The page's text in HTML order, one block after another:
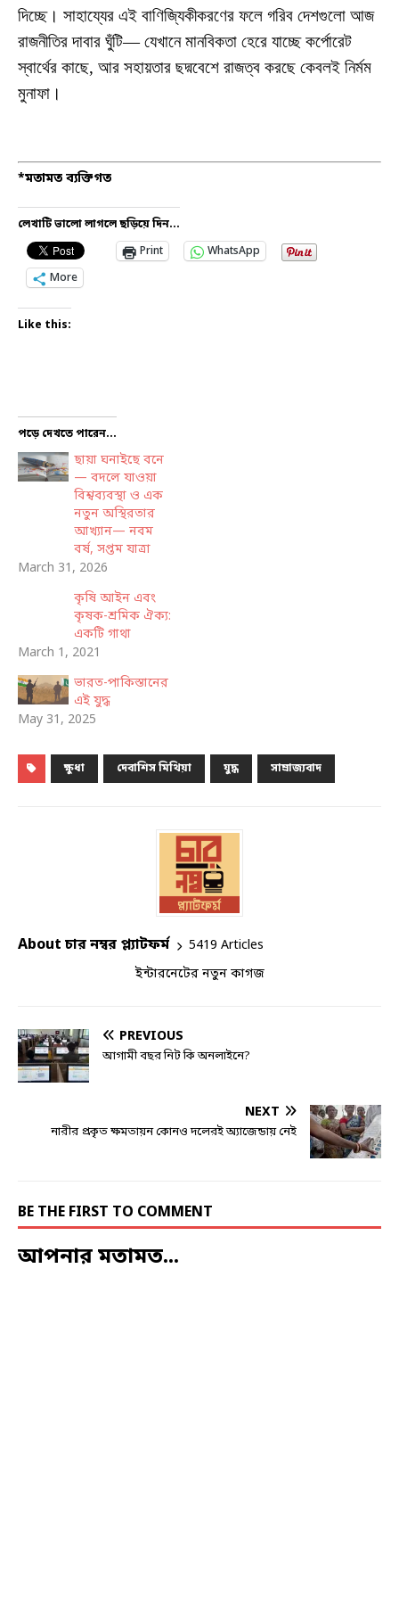
দিচ্ছে। সাহায্যের এই বাণিজ্যিকীকরণের ফলে গরিব দেশগুলো আজ
রাজনীতির দাবার ঘুঁটি— যেখানে মানবিকতা হেরে যাচ্ছে কর্পোরেট
স্বার্থের কাছে, আর সহায়তার ছদ্মবেশে রাজত্ব করছে কেবলই নির্মম
মুনাফা।
*মতামত ব্যক্তিগত
লেখাটি ভালো লাগলে ছড়িয়ে দিন...
Print
WhatsApp
More
Like this:
পড়ে দেখতে পারেন...
ছায়া ঘনাইছে বনে
— বদলে যাওয়া
বিশ্বব্যবস্থা ও এক
নতুন অস্থিরতার
আখ্যান— নবম
বর্ষ, সপ্তম যাত্রা
March 31, 2026
কৃষি আইন এবং
কৃষক-শ্রমিক ঐক্য:
একটি গাথা
March 1, 2021
ভারত-পাকিস্তানের
এই যুদ্ধ
May 31, 2025
ক্ষুধা দেবাশিস মিথিয়া যুদ্ধ সাম্রাজ্যবাদ
About চার নম্বর প্ল্যাটফর্ম
5419 Articles
ইন্টারনেটের নতুন কাগজ
PREVIOUS
আগামী বছর নিট কি অনলাইনে?
NEXT
নারীর প্রকৃত ক্ষমতায়ন কোনও দলেরই অ্যাজেন্ডায় নেই
BE THE FIRST TO COMMENT
আপনার মতামত...